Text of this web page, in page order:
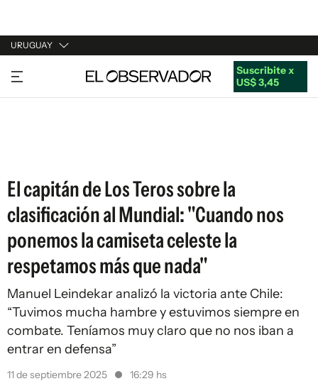
URUGUAY
URUGUAY
ARGENTINA
Suscribite x
US$ 3,45
El capitán de Los Teros sobre la
clasificación al Mundial: "Cuando nos
ponemos la camiseta celeste la
respetamos más que nada"
Manuel Leindekar analizó la victoria ante Chile:
“Tuvimos mucha hambre y estuvimos siempre en
combate. Teníamos muy claro que no nos iban a
entrar en defensa”
11 de septiembre 2025 16:29 hs